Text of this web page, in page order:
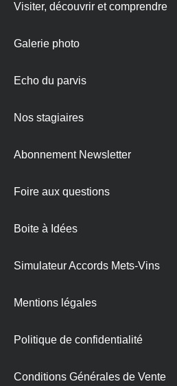
Visiter, découvrir et comprendre
Galerie photo
Echo du parvis
Nos stagiaires
Abonnement Newsletter
Foire aux questions
Boite à Idées
Simulateur Accords Mets-Vins
Mentions légales
Politique de confidentialité
Conditions Générales de Vente